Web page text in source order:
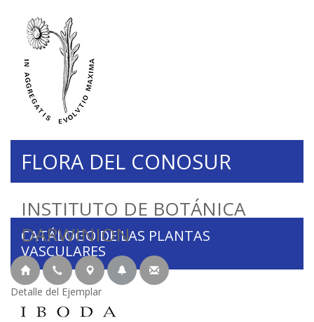
INSTITUTO DE BOTÁNICA
DARWINION
FLORA DEL CONOSUR
CATÁLOGO DE LAS PLANTAS
VASCULARES
Detalle del Ejemplar